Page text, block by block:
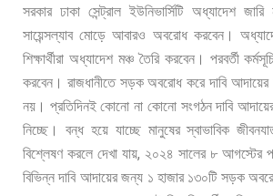
সরকার ঢাকা সেন্ট্রাল ইউনিভার্সিটি অধ্যাদেশ জারি
সায়েন্সল্যাব মোড়ে আবারও অবরোধ করবেন।
শিক্ষার্থীরা অধ্যাদেশ মঞ্চ তৈরি করবেন। পরবর্তী
করবেন। রাজধানীতে সড়ক অবরোধ করে দাবি আদায়ের
নয়। প্রতিদিনই কোনো না কোনো সংগঠন দাবি
নিচ্ছে।
বন্ধ হয়ে যাচ্ছে মানুষের স্বাভাবিক
বিশ্লেষণ করলে দেখা যায়, ২০২৪ সালের ৮ আগস্টের
বিভিন্ন দাবি আদায়ের জন্য ১ হাজার ১৩০টি সড়ক